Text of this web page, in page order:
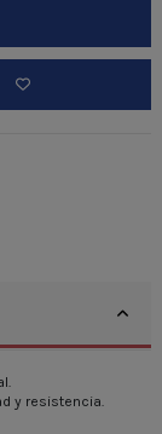
y resistencia.